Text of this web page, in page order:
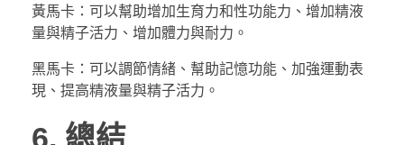
黃馬卡：可以幫助增加生育力和性功能力、增加精液
量與精子活力、增加體力與耐力。
黑馬卡：可以調節情緒、幫助記憶功能、加強運動表
現、提高精液量與精子活力。